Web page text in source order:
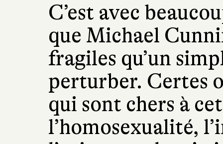
C’est avec
que Michael
fragiles qu’un
perturber. Certes
qui sont chers à
l’homosexualité,